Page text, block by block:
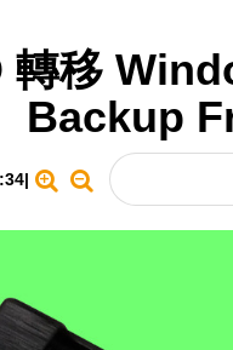
轉移
Backup
|